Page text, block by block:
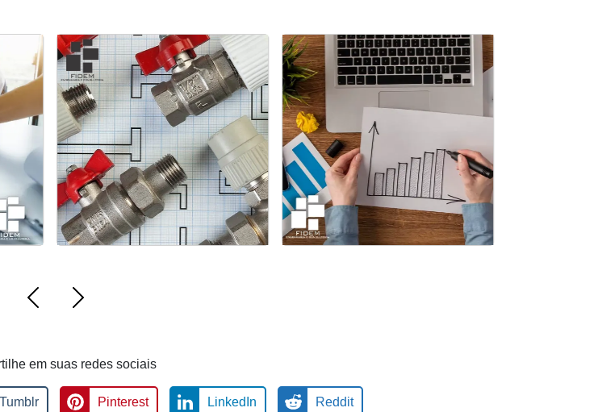
Estudo comparativo de imóveis
Serviço Avaliação de Imóveis
comerciais em porto alegre
em suas redes sociais
Tumblr Pinterest LinkedIn Reddit